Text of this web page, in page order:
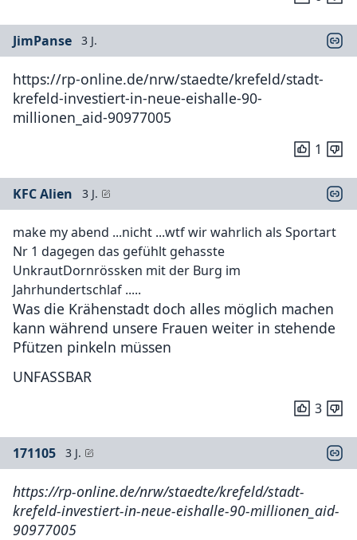
JimPanse 3 J.
https://rp-online.de/nrw/staedte/krefeld/stadt-
krefeld-investiert-in-neue-eishalle-90-
millionen_aid-90977005
1
KFC Alien 3 J.
make my abend ...nicht ...wtf wir wahrlich als Sportart
Nr 1 dagegen das gefühlt gehasste
UnkrautDornrössken mit der Burg im
Jahrhundertschlaf .....
Was die Krähenstadt doch alles möglich machen
kann während unsere Frauen weiter in stehende
Pfützen pinkeln müssen
UNFASSBAR
3
171105 3 J.
https://rp-online.de/nrw/staedte/krefeld/stadt-
krefeld-investiert-in-neue-eishalle-90-millionen_aid-
90977005